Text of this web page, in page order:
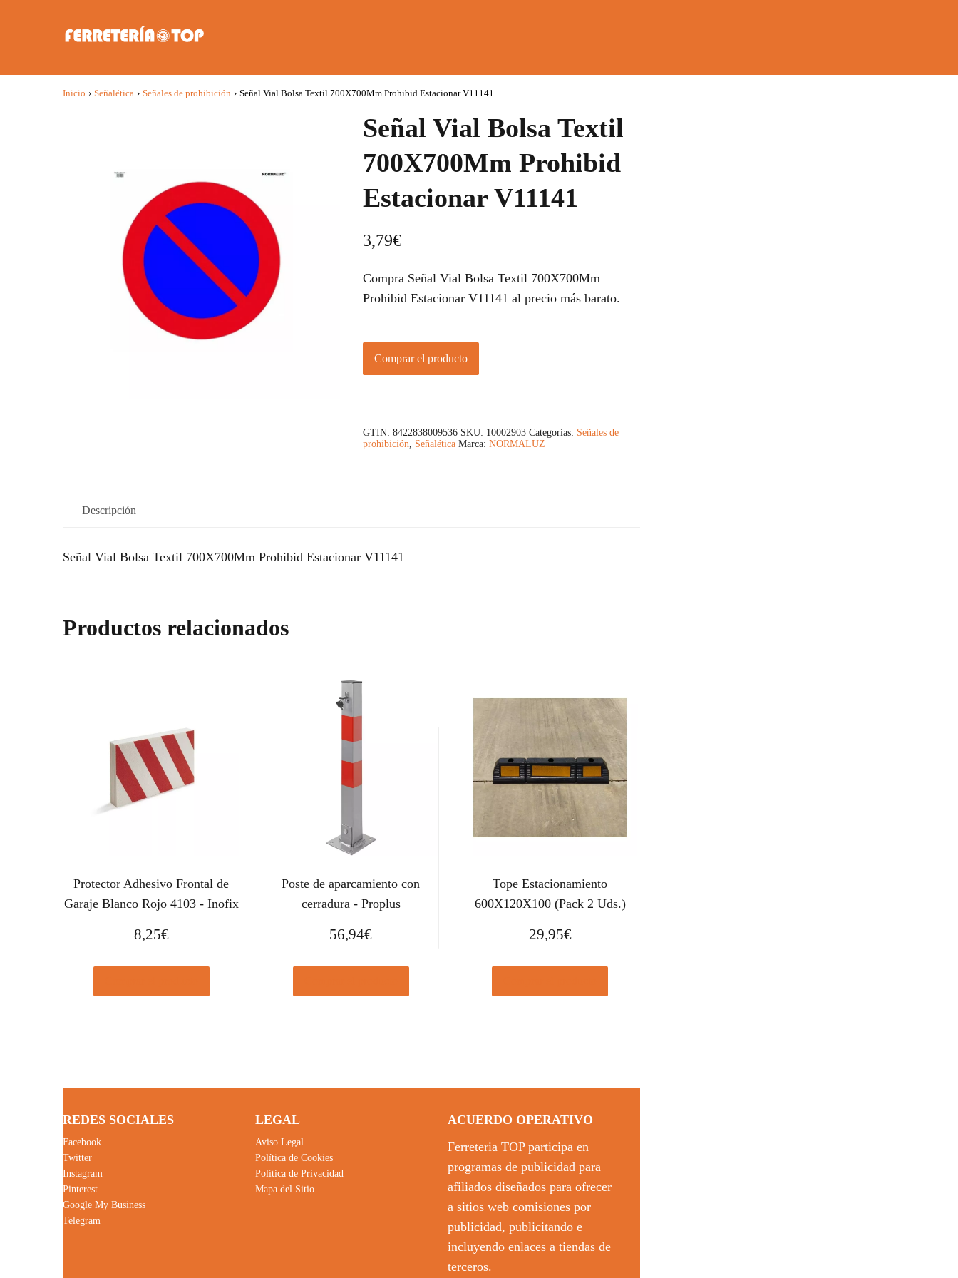
Inicio › Señalética › Señales de prohibición › Señal Vial Bolsa Textil 700X700Mm Prohibid Estacionar V11141
Señal Vial Bolsa Textil
700X700Mm Prohibid
Estacionar V11141
3,79€
Compra Señal Vial Bolsa Textil 700X700Mm
Prohibid Estacionar V11141 al precio más barato.
Comprar el producto
GTIN: 8422838009536 SKU: 10002903 Categorías: Señales de
prohibición, Señalética Marca: NORMALUZ
Descripción
Señal Vial Bolsa Textil 700X700Mm Prohibid Estacionar V11141
Productos relacionados
Protector Adhesivo Frontal de
Garaje Blanco Rojo 4103 - Inofix
8,25€
Poste de aparcamiento con
cerradura - Proplus
56,94€
Tope Estacionamiento
600X120X100 (Pack 2 Uds.)
29,95€
REDES SOCIALES
Facebook
Twitter
Instagram
Pinterest
Google My Business
Telegram
LEGAL
Aviso Legal
Política de Cookies
Política de Privacidad
Mapa del Sitio
ACUERDO OPERATIVO
Ferreteria TOP participa en
programas de publicidad para
afiliados diseñados para ofrecer
a sitios web comisiones por
publicidad, publicitando e
incluyendo enlaces a tiendas de
terceros.